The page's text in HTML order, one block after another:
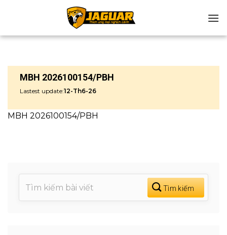
MBH 2026100154/PBH
Lastest update:12-Th6-26
MBH 2026100154/PBH